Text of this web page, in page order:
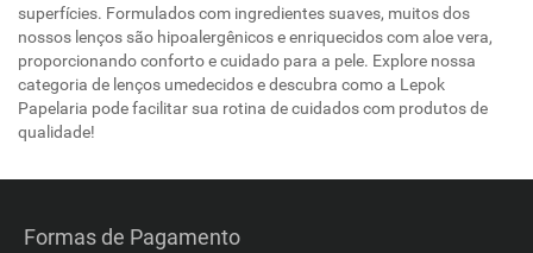
superfícies. Formulados com ingredientes suaves, muitos dos
nossos lenços são hipoalergênicos e enriquecidos com aloe vera,
proporcionando conforto e cuidado para a pele. Explore nossa
categoria de lenços umedecidos e descubra como a Lepok
Papelaria pode facilitar sua rotina de cuidados com produtos de
qualidade!
Formas de Pagamento